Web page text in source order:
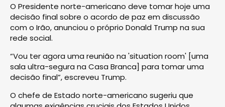
O Presidente norte-americano deve tomar hoje uma
decisão final sobre o acordo de paz em discussão
com o Irão, anunciou o próprio Donald Trump na sua
rede social.
“Vou ter agora uma reunião na 'situation room' [uma
sala ultra-segura na Casa Branca] para tomar uma
decisão final”, escreveu Trump.
O chefe de Estado norte-americano sugeriu que